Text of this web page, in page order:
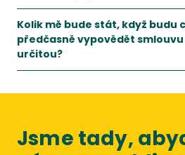
S novelou energetického zákona
Kolik mě bude stát, když budu
předčasně vypovědět
určitou?
Při předčasném vypovězení
Jsme tady,